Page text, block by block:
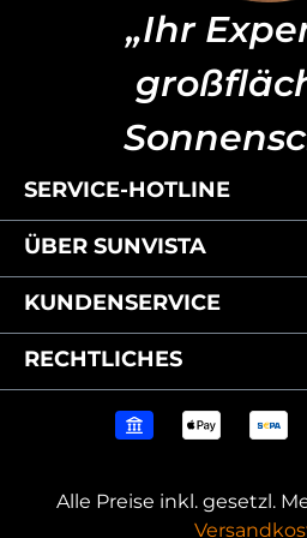
„Ihr
SERVICE-HOTLINE
ÜBER SUNVISTA
KUNDENSERVICE
RECHTLICHES
Alle Preise inkl. gesetzl.